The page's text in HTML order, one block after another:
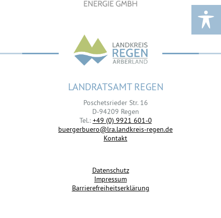
LANDRATSAMT REGEN
Poschetsrieder Str. 16
D-94209 Regen
Tel.: +49 (0) 9921 601-0
buergerbuero@lra.landkreis-regen.de
Kontakt
Datenschutz
Impressum
Barrierefreiheitserklärung